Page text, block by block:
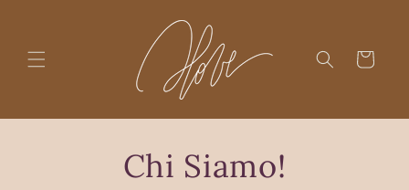
Cart
Chi Siamo!